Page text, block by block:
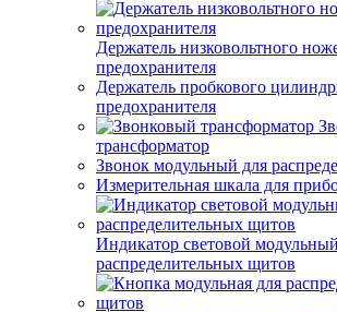
Держатель низковольтного
предохранителя
Держатель пробкового
предохранителя
трансформатор
Звонок модульный для
Измерительная шкала для
Индикатор световой
распределительных щитов